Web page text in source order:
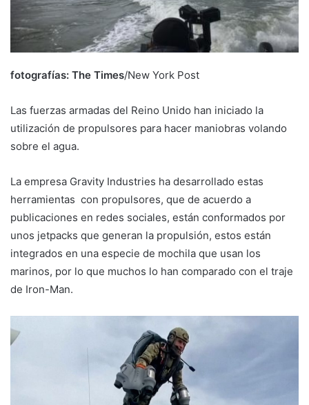
fotografías: The Times/New York Post
Las fuerzas armadas del Reino Unido han iniciado la
utilización de propulsores para hacer maniobras volando
sobre el agua.
La empresa Gravity Industries ha desarrollado estas
herramientas con propulsores, que de acuerdo a
publicaciones en redes sociales, están conformados por
unos jetpacks que generan la propulsión, estos están
integrados en una especie de mochila que usan los
marinos, por lo que muchos lo han comparado con el traje
de Iron-Man.